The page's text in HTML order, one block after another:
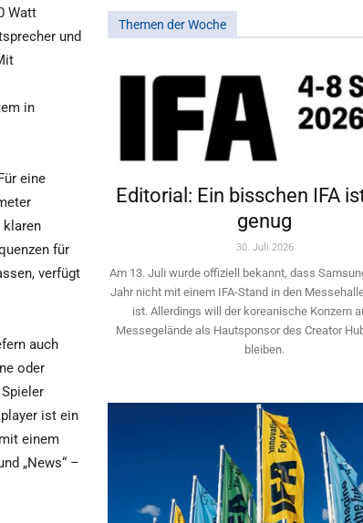
Watt
und
in
eine
klaren
für
verfügt
auch
oder
ist ein
einem
„News“ –
Themen der Woche
Editorial: Ein bisschen IFA
genug
30. Juli 2026
Am 13. Juli wurde offiziell bekannt, dass
Jahr nicht mit einem IFA-Stand in den
ist. Allerdings will ­der koreanische Konzern
Messegelände als Hautsponsor des Creator
bleiben.